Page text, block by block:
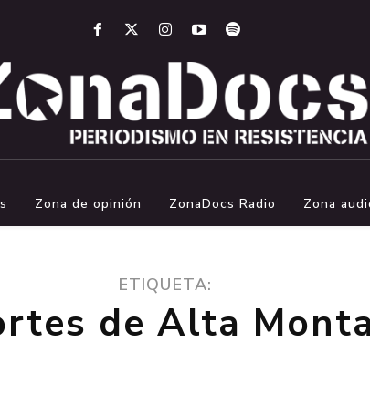
Zona de opinión ZonaDocs Radio Zona
ETIQUETA:
de Alta